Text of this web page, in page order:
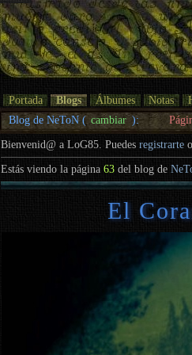
Portada Blogs Álbumes Notas
Blog de NeToN ( cambiar ):
Bienvenid@ a LoG85. Puedesregistrarte
Estás viendo la página63 del blog de
El